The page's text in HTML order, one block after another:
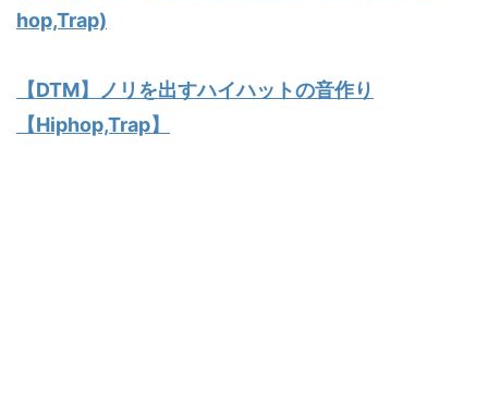
hop,Trap)
【DTM】ノリを出すハイハットの音作り
【Hiphop,Trap】